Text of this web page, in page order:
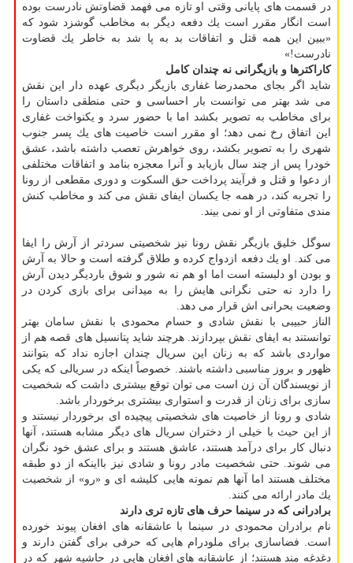
در قسمت های پایانی وقتی او تازه می فهمد قضاوتش نادرست بوده
است انگار مقرر است یك دفعه دیگر به مخاطب گوشزد شود كه
«ببین این همه قتل و اتفاقات بد به پا شد به خاطر یك قضاوت
نادرست!»
كاراكترها و بازیگرانی نه چندان كامل
شاید اگر بجای محمدرضا غفاری بازیگر دیگری عهده دار این نقش
می شد بهتر می توانست بار احساسی و حتی منطقی داستان را
برای مخاطب به تصویر بكشد اما با حضور سرد و یكنواخت غفاری
این اتفاق رخ نمی دهد؛ او مقرر است خاصیت های یك پسر جنوب
شهری را به تصویر بكشد، روی خواهرش تعصب داشته باشد، عشق
خودرا پس از چند سال بازیابد و آنرا معجزه بنامد و اتفاقات مختلفی
از دعوا و قتل و فرآیند پرداخت حق السكوت و دوری مقطعی از رونا
را تجربه كند، در همه جا یكسان ایفای نقش می كند و مخاطب كنش
مندی متفاوتی از او نمی بیند.
سوگل خلیق بازیگر نقش رونا نیز شخصیتی سردتر از آرش را ایفا
می كند. او یك دفعه ازدواج كرده و طلاق گرفته است و حالا به آرش
و بودن او دلبسته است اما او هم نه شور و شوق باردیگر دیدن آرش
را دارد نه حتی نگرانی هایش را به میدانی برای بازی كردن در
وضعیت بحرانی اش قرار می دهد.
الناز حبیبی با نقش شادی و حسام محمودی با نقش سامان بهتر
توانستند به ایفای نقش بپردازند. هرچند شاید پتانسیل های قصه هم از
مواردی باشد كه به زنان این سریال چندان اجازه نداد كه بتوانند
ظهور و بروز مناسبی داشته باشند. خصوصاً اینكه در سریالی كه یكی
از نویسندگان آن زن است می توان توقع بیشتری داشت كه شخصیت
سازی برای زنان از قدرت و استواری بیشتری برخوردار باشد.
شادی و رونا از خاصیت های شخصیتی پیچیده ای برخوردار نیستند و
از این حیث با خیلی از دختران سریال های دیگر مشابه هستند، آنها
دنبال كار برای درآمد هستند، عاشق هستند و برای عشق خود نگران
می شوند. حتی شخصیت مادر رونا و شادی نیز بااینكه از دو طبقه
مختلف هستند اما آنها هم نمونه هایی كلیشه ای و «رو» از شخصیت
یك مادر ارائه می كنند.
برادرانی كه در سینما حرف های تازه تری دارند
نام برادران محمودی در سینما با عاشقانه های افغان پیوند خورده
است. فضاسازی برای ملودرام هایی كه حرفی برای گفتن دارند و
دغدغه مند هستند؛ از عاشقانه های افغان هایی در حاشیه شهر كه در